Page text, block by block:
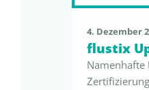
Labore …
4. Dezember
flustix
Namenhafte